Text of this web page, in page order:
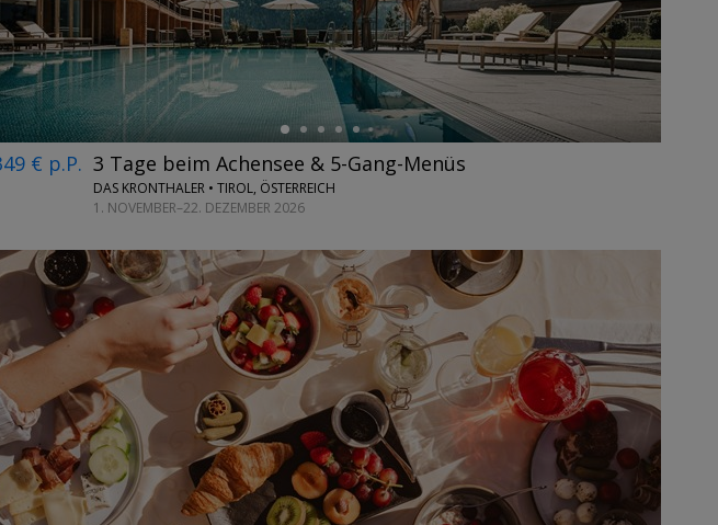
€ p.P. 3 Tage beim Achensee & 5-Gang-Menüs
DAS KRONTHALER • TIROL, ÖSTERREICH
1. NOVEMBER–22. DEZEMBER 2026
←